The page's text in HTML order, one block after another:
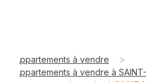
Appartements à vendre >
Appartements à vendre à